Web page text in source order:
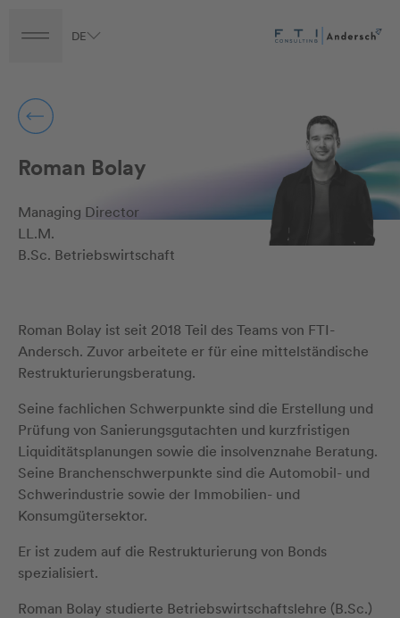
DE
Turnaround Transaction
Roman Bolay
Managing Director
LL.M.
B.Sc. Betriebswirtschaft
Roman Bolay ist seit 2018 Teil des Teams von FTI-
Andersch. Zuvor arbeitete er für eine mittelständische
Restrukturierungsberatung.
Seine fachlichen Schwerpunkte sind die Erstellung und
Prüfung von Sanierungsgutachten und kurzfristigen
Liquiditätsplanungen sowie die insolvenznahe Beratung.
Seine Branchenschwerpunkte sind die Automobil- und
Schwerindustrie sowie der Immobilien- und
Konsumgütersektor.
Er ist zudem auf die Restrukturierung von Bonds
spezialisiert.
Roman Bolay studierte Betriebswirtschaftslehre (B.Sc.)